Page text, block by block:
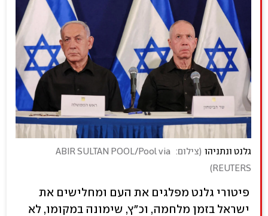
גלנט ונתניהו (
צילום:  ABIR SULTAN POOL/Pool via
REUTERS
)
פיטורי גלנט מפלגים את העם ומחלישים את
ישראל בזמן מלחמה, וכ"ץ, שימונה במקומו, לא